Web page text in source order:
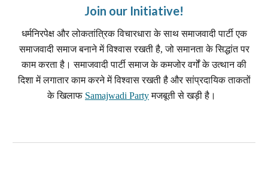
Join our Initiative!
धर्मनिरपेक्ष और लोकतांत्रिक विचारधारा के साथ समाजवादी पार्टी एक
समाजवादी समाज बनाने में विश्वास रखती है, जो समानता के सिद्धांत पर
काम करता है। समाजवादी पार्टी समाज के कमजोर वर्गों के उत्थान की
दिशा में लगातार काम करने में विश्वास रखती है और सांप्रदायिक ताकतों
के खिलाफ Samajwadi Partyमजबूती से खड़ी है।